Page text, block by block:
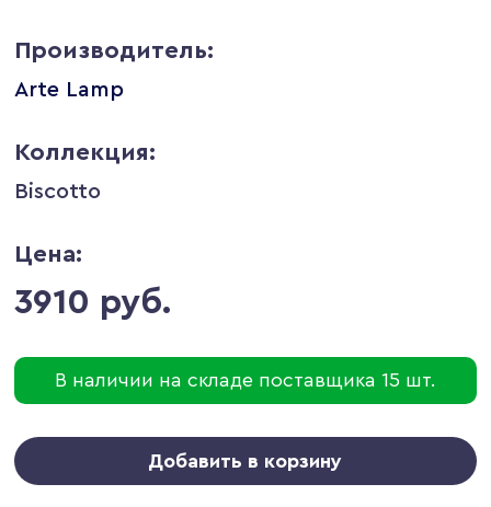
Производитель:
Arte Lamp
Коллекция:
Biscotto
Цена:
3910 руб.
В наличии на складе поставщика 15 шт.
Добавить в корзину